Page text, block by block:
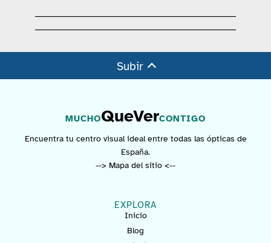
Subir
MUCHOQueVerCONTIGO
Encuentra tu centro visual ideal entre todas las ópticas de
España.
--> Mapa del sitio <--
EXPLORA
Inicio
Blog